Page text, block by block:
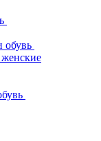
обувь